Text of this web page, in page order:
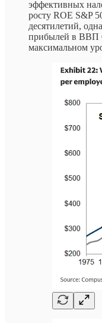
эффективных
росту ROE S&P
десятилетий,
прибылей в ВВП
максимальном